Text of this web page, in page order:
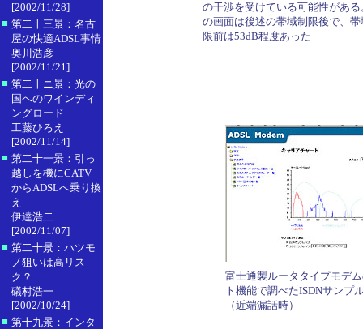
[2002/11/28]
■ 第二十三景：名古
屋の快適ADSL事情
奥川浩彦
[2002/11/21]
■ 第二十ニ景：光の
国へのワインディ
ングロード
工藤ひろえ
[2002/11/14]
■ 第二十一景：引っ
越しを機にCATV
からADSLへ乗り換
え
伊達浩二
[2002/11/07]
■ 第二十景：ハツモ
ノ狙いは高リス
ク？
礒村浩一
[2002/10/24]
■ 第十九景：インタ
の干渉を受けている可能性がある
の画面は後述の帯域制限後で、帯
限前は53dB程度あった
富士通製ルータタイプモデ
ト機能で調べたISDNサンプ
（近端漏話時）